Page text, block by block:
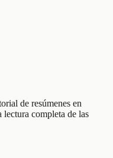
de resúmenes en
lectura completa de las